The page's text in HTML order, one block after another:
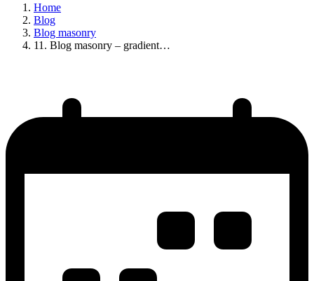
Home
Blog
Blog masonry
11. Blog masonry – gradient…